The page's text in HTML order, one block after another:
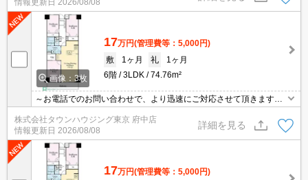
情報更新日 2026/08/08
画像：3枚
17万円(管理費等：5,000円)
敷
1ヶ月 礼
1ヶ月
6階
3LDK 74.76m²
～お電話でのお問い合わせで、より迅速にご対応させて頂きます～
地域密着タウンハウジングまで～
株式会社タウンハウジング東京 府中店
情報更新日 2026/08/08
詳細を見る
17万円(管理費等：5,000円)